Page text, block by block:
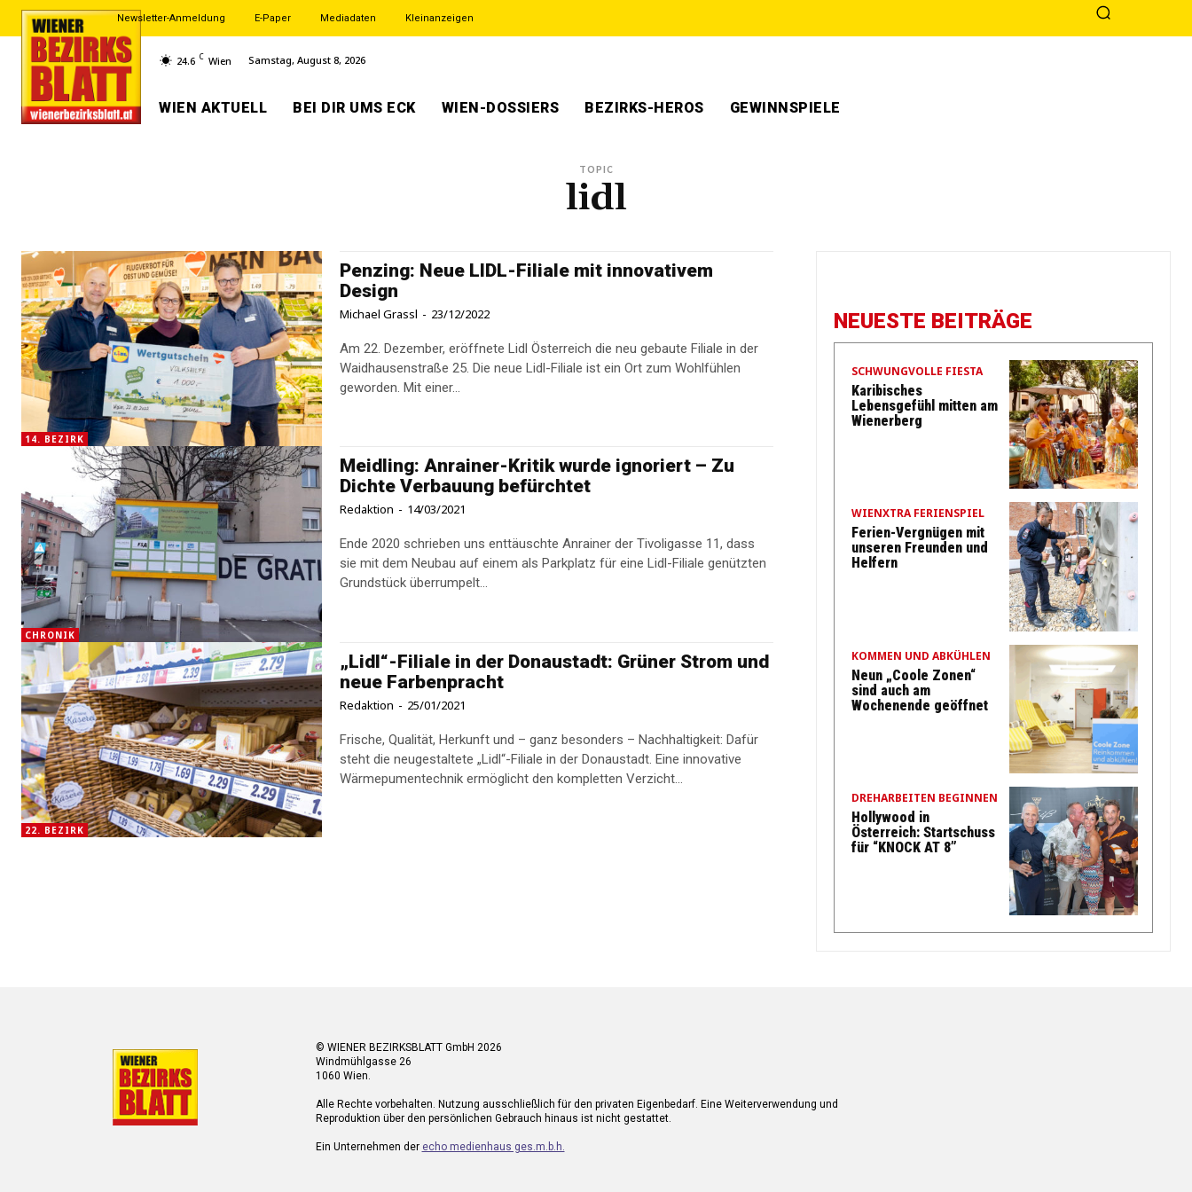
Newsletter-Anmeldung E-Paper Mediadaten Kleinanzeigen
24.6 C Wien Samstag, August 8, 2026
WIEN AKTUELL BEI DIR UMS ECK WIEN-DOSSIERS BEZIRKS-HEROS GEWINNSPIELE
TOPIC
lidl
14. BEZIRK
Penzing: Neue LIDL-Filiale mit innovativem
Design
Michael Grassl - 23/12/2022
Am 22. Dezember, eröffnete Lidl Österreich die neu gebaute Filiale in der
Waidhausenstraße 25. Die neue Lidl-Filiale ist ein Ort zum Wohlfühlen
geworden. Mit einer...
CHRONIK
Meidling: Anrainer-Kritik wurde ignoriert – Zu
Dichte Verbauung befürchtet
Redaktion - 14/03/2021
Ende 2020 schrieben uns enttäuschte Anrainer der Tivoligasse 11, dass
sie mit dem Neubau auf einem als Parkplatz für eine Lidl-Filiale genützten
Grundstück überrumpelt...
22. BEZIRK
„Lidl“-Filiale in der Donaustadt: Grüner Strom und
neue Farbenpracht
Redaktion - 25/01/2021
Frische, Qualität, Herkunft und – ganz besonders – Nachhaltigkeit: Dafür
steht die neugestaltete „Lidl“-Filiale in der Donaustadt. Eine innovative
Wärmepumentechnik ermöglicht den kompletten Verzicht...
NEUESTE BEITRÄGE
SCHWUNGVOLLE FIESTA
Karibisches
Lebensgefühl mitten am
Wienerberg
WIENXTRA FERIENSPIEL
Ferien-Vergnügen mit
unseren Freunden und
Helfern
KOMMEN UND ABKÜHLEN
Neun „Coole Zonen“
sind auch am
Wochenende geöffnet
DREHARBEITEN BEGINNEN
Hollywood in
Österreich: Startschuss
für “KNOCK AT 8”
© WIENER BEZIRKSBLATT GmbH 2026
Windmühlgasse 26
1060 Wien.
Alle Rechte vorbehalten. Nutzung ausschließlich für den privaten Eigenbedarf. Eine Weiterverwendung und
Reproduktion über den persönlichen Gebrauch hinaus ist nicht gestattet.
Ein Unternehmen der echo medienhaus ges.m.b.h.